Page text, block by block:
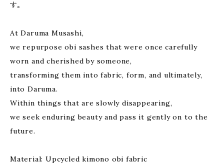
す。
At Daruma Musashi,
we repurpose obi sashes that were once carefully
worn and cherished by someone,
transforming them into fabric, form, and ultimately,
into Daruma.
Within things that are slowly disappearing,
we seek enduring beauty and pass it gently on to the
future.
Material: Upcycled kimono obi fabric